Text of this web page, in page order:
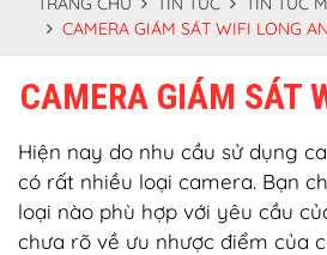
CAMERA GIÁM SÁT WIFI LONG AN
CAMERA GIÁM SÁT
Hiện nay do nhu cầu sử dụng
có rất nhiều loại camera. Bạn
loại nào phù hợp với yêu cầu
chưa rõ về ưu nhược điểm của